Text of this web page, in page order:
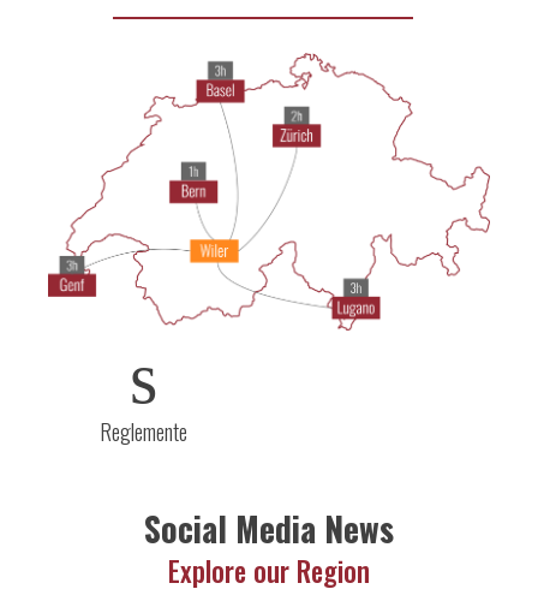
Reglemente
Social Media News
Explore our Region